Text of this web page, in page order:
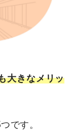
大きなメリッ
です。